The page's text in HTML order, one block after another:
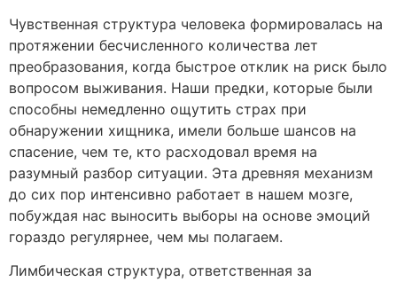
Чувственная структура человека формировалась на
протяжении бесчисленного количества лет
преобразования, когда быстрое отклик на риск было
вопросом выживания. Наши предки, которые были
способны немедленно ощутить страх при
обнаружении хищника, имели больше шансов на
спасение, чем те, кто расходовал время на
разумный разбор ситуации. Эта древняя механизм
до сих пор интенсивно работает в нашем мозге,
побуждая нас выносить выборы на основе эмоций
гораздо регулярнее, чем мы полагаем.
Лимбическая структура, ответственная за